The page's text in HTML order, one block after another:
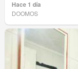
Hace 1 día
DOOMOS